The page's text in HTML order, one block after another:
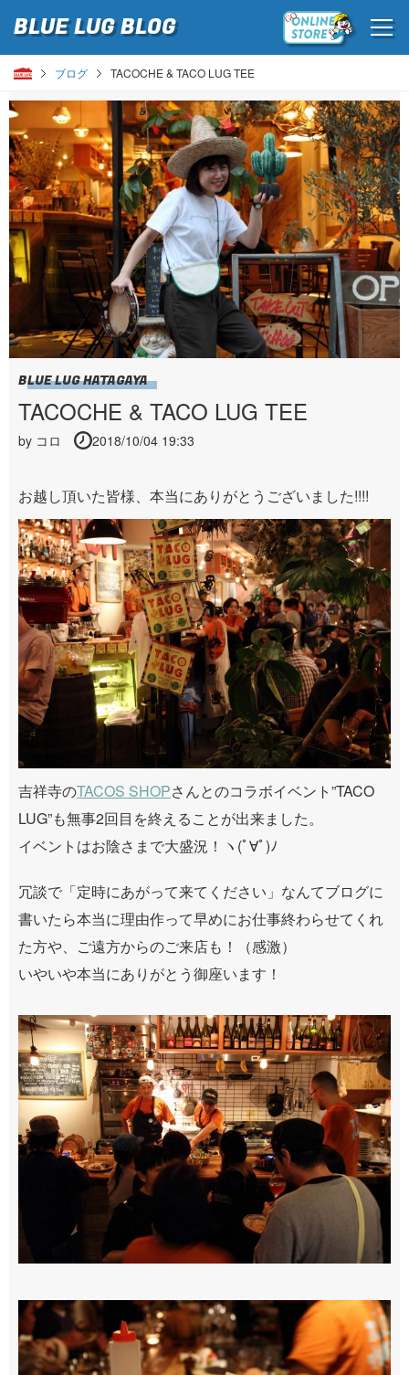
BLUE LUGBLOG
ブログ TACOCHE & TACO LUG TEE
BLUE LUG HATAGAYA
TACOCHE & TACO LUG TEE
by コロ 2018/10/04 19:33
お越し頂いた皆様、本当にありがとうございました!!!!
吉祥寺のTACOS SHOPさんとのコラボイベント”TACO
LUG”も無事2回目を終えることが出来ました。
イベントはお陰さまで大盛況！ヽ(ﾟ∀ﾟ)ﾉ
冗談で「定時にあがって来てください」なんてブログに
書いたら本当に理由作って早めにお仕事終わらせてくれ
た方や、ご遠方からのご来店も！（感激）
いやいや本当にありがとう御座います！